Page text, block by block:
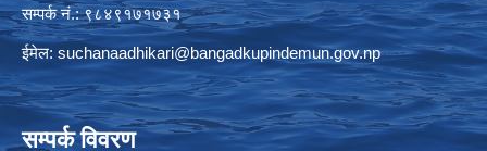
सम्पर्क नं.: ९८४९१७१७३१
ईमेल: suchanaadhikari@bangadkupindemun.gov.np
सम्पर्क विवरण